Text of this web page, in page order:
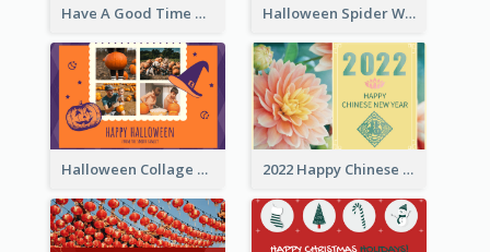
Have A Good Time This Halloween Greeting Card Halloween Spider Web Greeting Card
Halloween Collage Greeting Card 2022 Happy Chinese New Year Flower Photo Greeting Card